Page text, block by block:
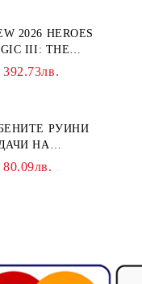
2026 HEROES
III: THE
-
392.73лв.
РУИНИ
КАРТИ
80.09лв.